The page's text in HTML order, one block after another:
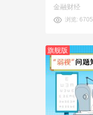
金融财经
浏览: 6705
旗舰版